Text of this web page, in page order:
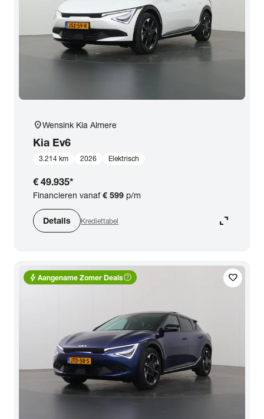
location_onWensink Kia Almere
Kia Ev6
3.214 km 2026 Elektrisch
€ 49.935*
Financieren vanaf€ 599 p/m
Details Krediettabel expand_content
favorite
bolt Aangename Zomer Dealshelp_outline